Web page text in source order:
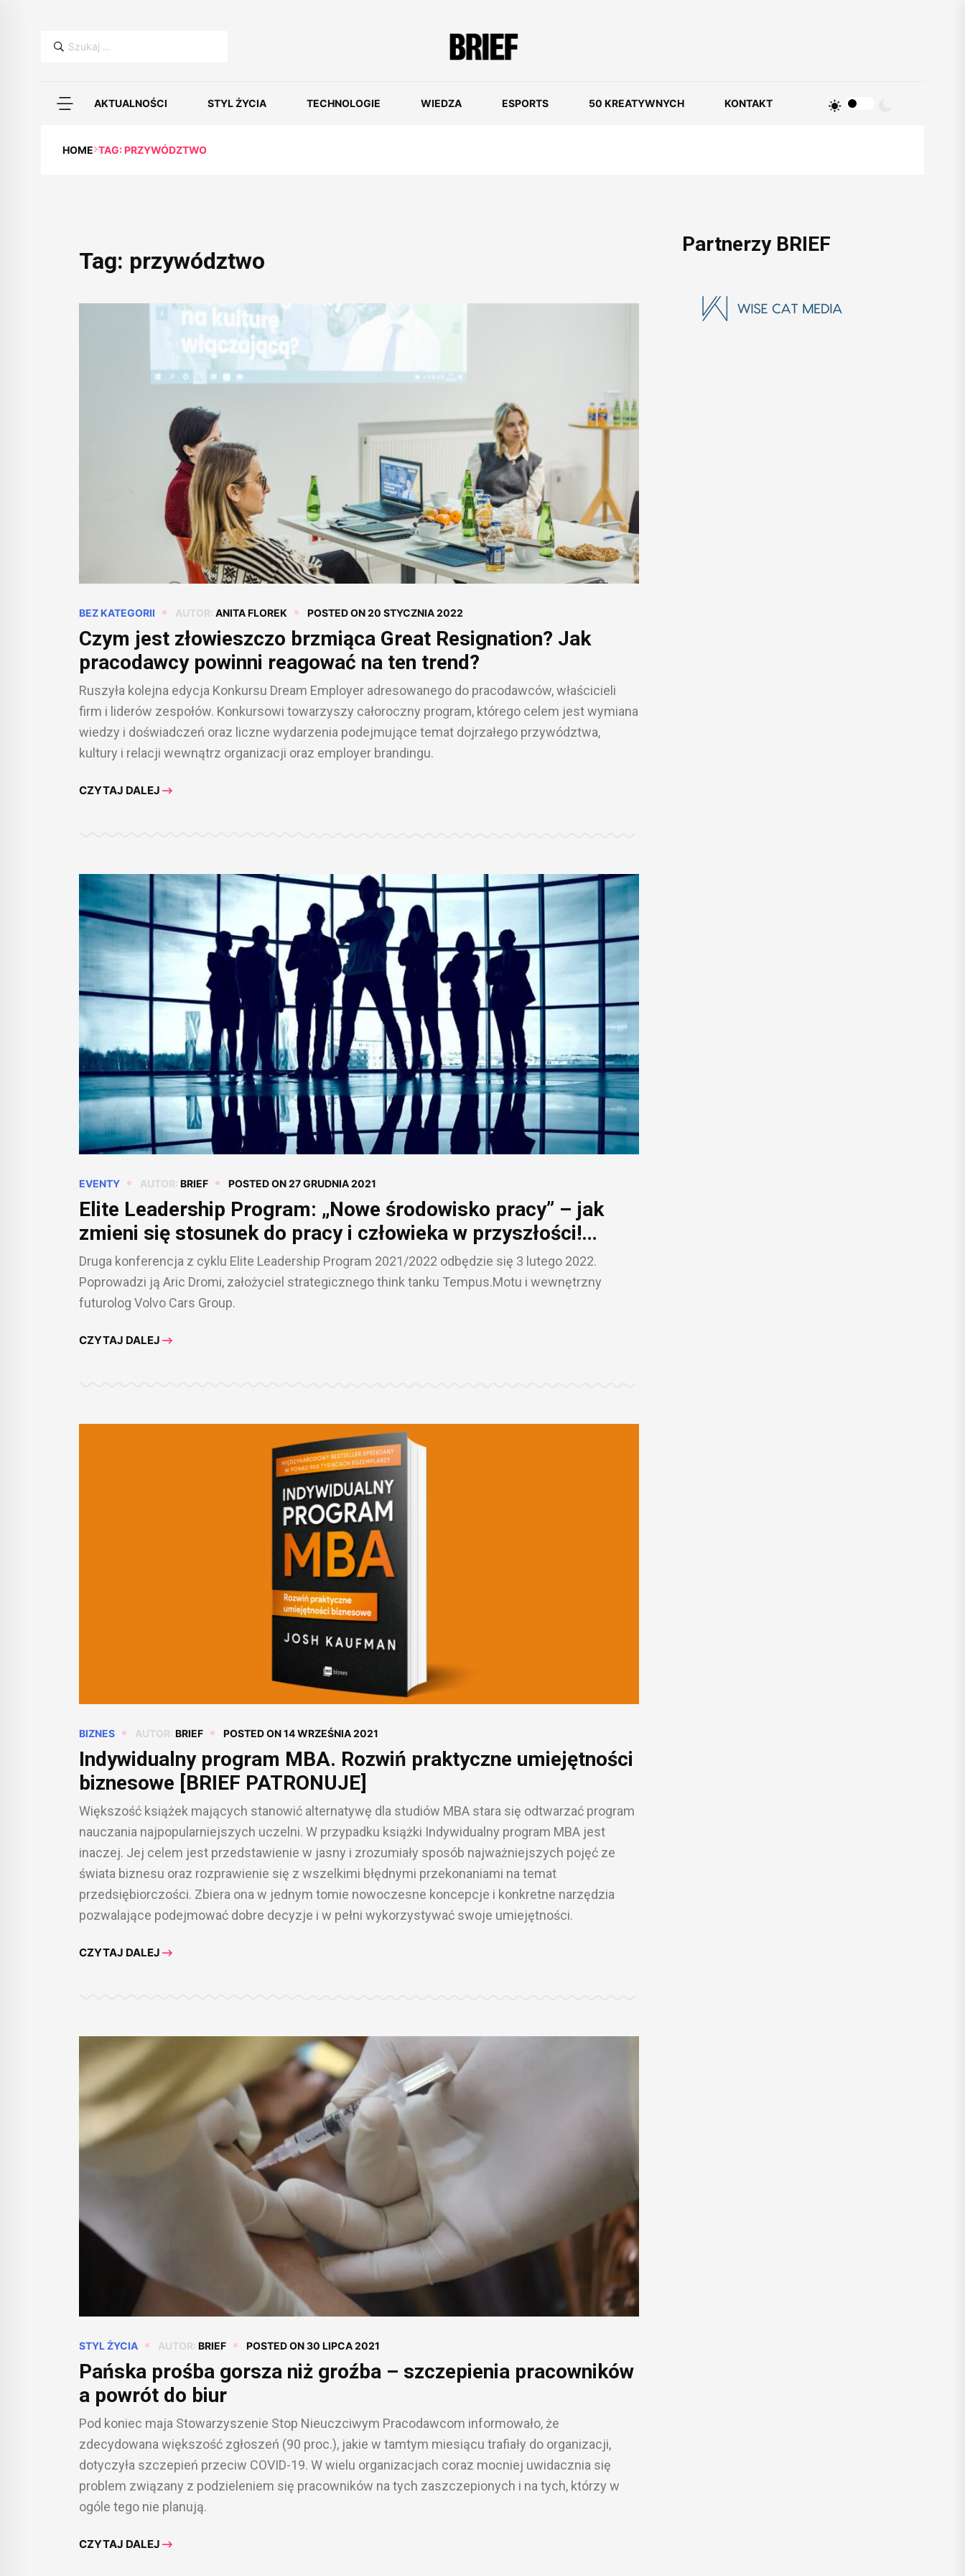
Szukaj:
AKTUALNOŚCI STYL ŻYCIA TECHNOLOGIE WIEDZA ESPORTS 50 KREATYWNYCH KONTAKT
HOME TAG: PRZYWÓDZTWO
Tag: przywództwo
BEZ KATEGORII AUTOR: ANITA FLOREK POSTED ON20 STYCZNIA 2022
Czym jest złowieszczo brzmiąca Great Resignation? Jak
pracodawcy powinni reagować na ten trend?
Ruszyła kolejna edycja Konkursu Dream Employer adresowanego do pracodawców, właścicieli
firm i liderów zespołów. Konkursowi towarzyszy całoroczny program, którego celem jest wymiana
wiedzy i doświadczeń oraz liczne wydarzenia podejmujące temat dojrzałego przywództwa,
kultury i relacji wewnątrz organizacji oraz employer brandingu.
CZYTAJ DALEJ
EVENTY AUTOR: BRIEF POSTED ON27 GRUDNIA 2021
Elite Leadership Program: „Nowe środowisko pracy” – jak
zmieni się stosunek do pracy i człowieka w przyszłości!
[BRIEF PATRONUJE]
Druga konferencja z cyklu Elite Leadership Program 2021/2022 odbędzie się 3 lutego 2022.
Poprowadzi ją Aric Dromi, założyciel strategicznego think tanku Tempus.Motu i wewnętrzny
futurolog Volvo Cars Group.
CZYTAJ DALEJ
BIZNES AUTOR: BRIEF POSTED ON14 WRZEŚNIA 2021
Indywidualny program MBA. Rozwiń praktyczne umiejętności
biznesowe [BRIEF PATRONUJE]
Większość książek mających stanowić alternatywę dla studiów MBA stara się odtwarzać program
nauczania najpopularniejszych uczelni. W przypadku książki Indywidualny program MBA jest
inaczej. Jej celem jest przedstawienie w jasny i zrozumiały sposób najważniejszych pojęć ze
świata biznesu oraz rozprawienie się z wszelkimi błędnymi przekonaniami na temat
przedsiębiorczości. Zbiera ona w jednym tomie nowoczesne koncepcje i konkretne narzędzia
pozwalające podejmować dobre decyzje i w pełni wykorzystywać swoje umiejętności.
CZYTAJ DALEJ
STYL ŻYCIA AUTOR: BRIEF POSTED ON30 LIPCA 2021
Pańska prośba gorsza niż groźba – szczepienia pracowników
a powrót do biur
Pod koniec maja Stowarzyszenie Stop Nieuczciwym Pracodawcom informowało, że
zdecydowana większość zgłoszeń (90 proc.), jakie w tamtym miesiącu trafiały do organizacji,
dotyczyła szczepień przeciw COVID-19. W wielu organizacjach coraz mocniej uwidacznia się
problem związany z podzieleniem się pracowników na tych zaszczepionych i na tych, którzy w
ogóle tego nie planują.
CZYTAJ DALEJ
Partnerzy BRIEF